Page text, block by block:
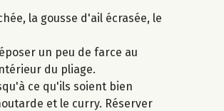
la gousse d'ail écrasée, le
un peu de farce au
du pliage.
ce qu'ils soient bien
et le curry. Réserver